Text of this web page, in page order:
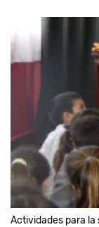
Actividades para la